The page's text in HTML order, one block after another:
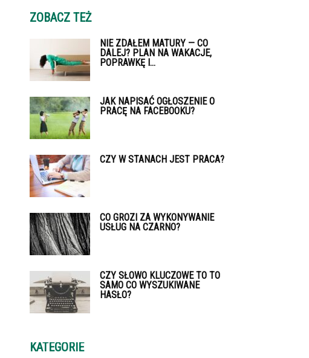
ZOBACZ TEŻ
NIE ZDAŁEM MATURY — CO
DALEJ? PLAN NA WAKACJE,
POPRAWKĘ I...
JAK NAPISAĆ OGŁOSZENIE O
PRACĘ NA FACEBOOKU?
CZY W STANACH JEST PRACA?
CO GROZI ZA WYKONYWANIE
USŁUG NA CZARNO?
CZY SŁOWO KLUCZOWE TO TO
SAMO CO WYSZUKIWANE
HASŁO?
KATEGORIE